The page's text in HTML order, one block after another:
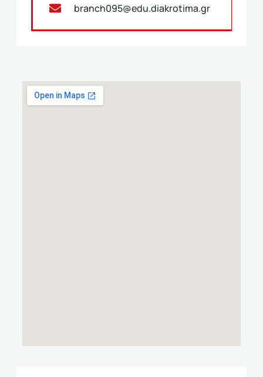
branch095@edu.diakrotima.gr